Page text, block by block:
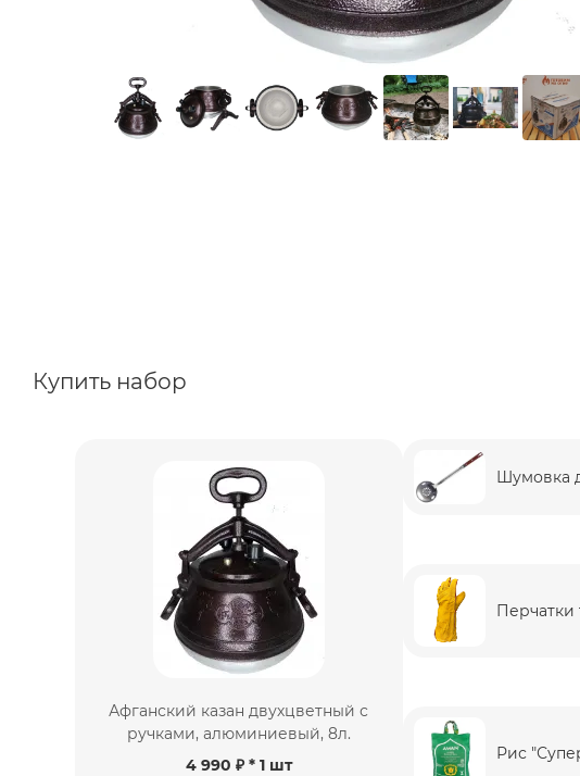
Купить набор
Афганский казан двухцветный с
ручками, алюминиевый, 8л.
4 990 ₽* 1 шт
Шумовка
Перчатки
Рис